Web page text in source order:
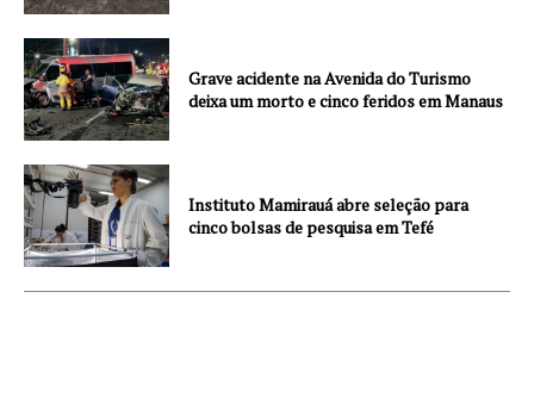
Grave acidente na Avenida do Turismo
deixa um morto e cinco feridos em Manaus
Instituto Mamirauá abre seleção para
cinco bolsas de pesquisa em Tefé